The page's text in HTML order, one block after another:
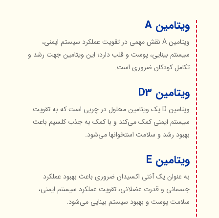
ویتامین A
ویتامین A نقش مهمی در تقویت عملکرد سیستم ایمنی،
سیستم بینایی، پوست و قلب دارد؛ این ویتامین جهت رشد و
تکامل کودکان ضروری است.
ویتامین D۳
ویتامین D یک ویتامین محلول در چربی است که به تقویت
سیستم ایمنی کمک می‌کند و با کمک به جذب کلسیم باعث
بهبود رشد و سلامت استخوانها می‌شود.
ویتامین‌ E
به عنوان یک آنتی‌ اکسیدان ضروری باعث بهبود عملکرد
جسمانی و قدرت عضلانی، تقویت عملکرد سیستم ایمنی،
سلامت پوست و بهبود سیستم بینایی می‌شود.